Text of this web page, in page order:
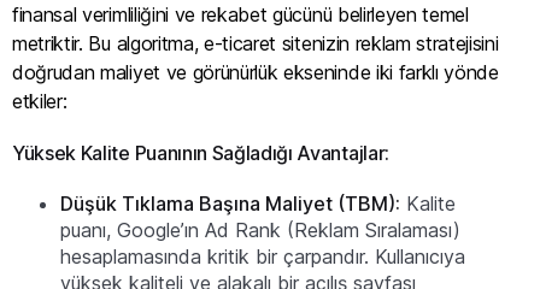
finansal verimliliğini ve rekabet gücünü belirleyen temel
metriktir. Bu algoritma, e-ticaret sitenizin reklam stratejisini
doğrudan maliyet ve görünürlük ekseninde iki farklı yönde
etkiler:
Yüksek Kalite Puanının Sağladığı Avantajlar:
Düşük Tıklama Başına Maliyet (TBM): Kalite
puanı, Google’ın Ad Rank (Reklam Sıralaması)
hesaplamasında kritik bir çarpandır. Kullanıcıya
yüksek kaliteli ve alakalı bir açılış sayfası